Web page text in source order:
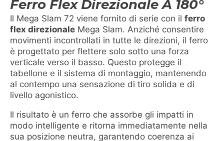
Ferro Flex Direzionale A 180°
Il Mega Slam 72 viene fornito di serie con il ferro
flex direzionale Mega Slam. Anziché consentire
movimenti incontrollati in tutte le direzioni, il ferro
è progettato per flettere solo sotto una forza
verticale verso il basso. Questo protegge il
tabellone e il sistema di montaggio, mantenendo
al contempo una sensazione di tiro solida e di
livello agonistico.
Il risultato è un ferro che assorbe gli impatti in
modo intelligente e ritorna immediatamente nella
sua posizione neutra, garantendo coerenza ai